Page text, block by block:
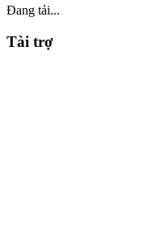
Đang tải...
Tài trợ